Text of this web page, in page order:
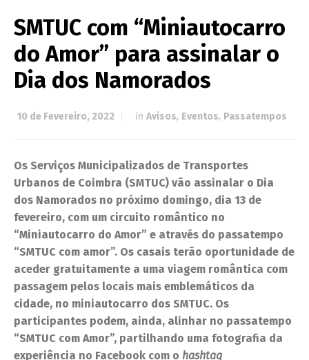
SMTUC com “Miniautocarro
do Amor” para assinalar o
Dia dos Namorados
10 de Fevereiro, 2022 in Avisos, Eventos, Passatempos
Os Serviços Municipalizados de Transportes
Urbanos de Coimbra (SMTUC) vão assinalar o Dia
dos Namorados no próximo domingo, dia 13 de
fevereiro, com um circuito romântico no
“Miniautocarro do Amor” e através do passatempo
“SMTUC com amor”. Os casais terão oportunidade de
aceder gratuitamente a uma viagem romântica com
passagem pelos locais mais emblemáticos da
cidade, no miniautocarro dos SMTUC. Os
participantes podem, ainda, alinhar no passatempo
“SMTUC com Amor”, partilhando uma fotografia da
experiência no Facebook com o hashtag